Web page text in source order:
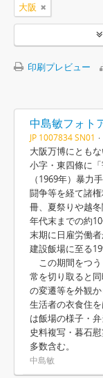
大阪
印刷プレビュー
中島敏フォト
JP 1007834 SN01
大阪万博にとも
小字・東四條に
（1969年）暴力
闘争等を経て諸
冊、夏祭りや越
年代末までの約
末期に日雇労働
建設飯場に至る
この期間をつう
常を切り取ると
の変遷等を外観
生活者の衣食住
は飯場の様子・
史料複写・暮石
多数含む。
中島敏